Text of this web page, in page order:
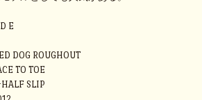
E
DOG ROUGHOUT
TO TOE
SLIP